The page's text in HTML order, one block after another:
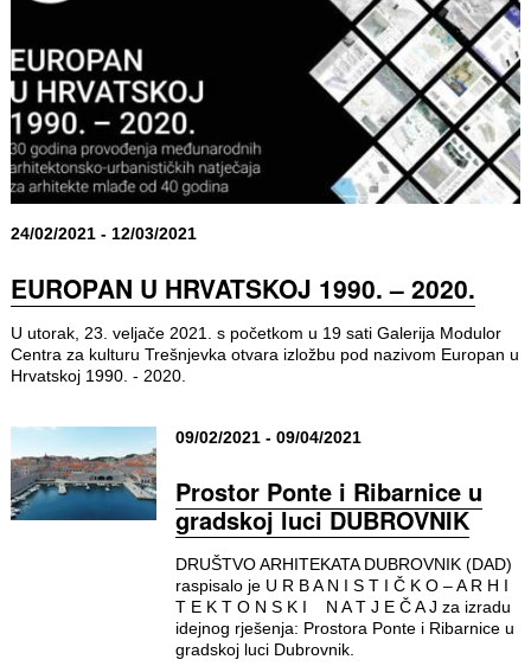
24/02/2021 - 12/03/2021
EUROPAN U HRVATSKOJ 1990. – 2020.
U utorak, 23. veljače 2021. s početkom u 19 sati Galerija Modulor
Centra za kulturu Trešnjevka otvara izložbu pod nazivom Europan u
Hrvatskoj 1990. - 2020.
09/02/2021 - 09/04/2021
Prostor Ponte i Ribarnice u
gradskoj luci DUBROVNIK
DRUŠTVO ARHITEKATA DUBROVNIK (DAD)
raspisalo je U R B A N I S T I Č K O – A R H I
T E K T O N S K I N A T J E Č A J za izradu
idejnog rješenja: Prostora Ponte i Ribarnice u
gradskoj luci Dubrovnik.